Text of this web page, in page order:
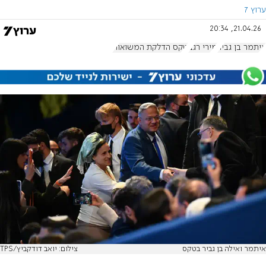
ערוץ 7
21.04.26, 20:34
איתמר בן גביר מירי רגב טקס הדלקת המשואות
איתמר ואילה בן גביר בטקס צילום: יואב דודקביץ/TPS